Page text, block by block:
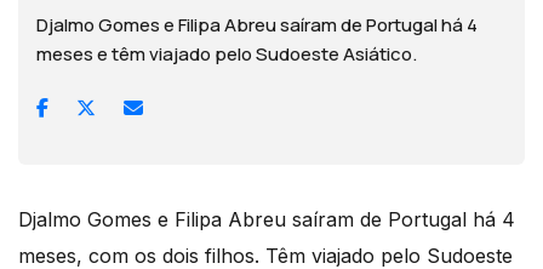
Djalmo Gomes e Filipa Abreu saíram de Portugal há 4
meses e têm viajado pelo Sudoeste Asiático.
Djalmo Gomes e Filipa Abreu saíram de Portugal há 4
meses, com os dois filhos. Têm viajado pelo Sudoeste